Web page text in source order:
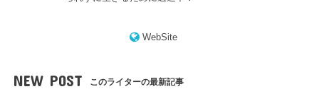
WebSite
NEW POST このライターの最新記事